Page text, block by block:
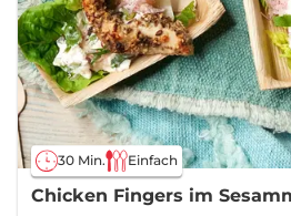
30 Min. Einfach
Chicken Fingers im